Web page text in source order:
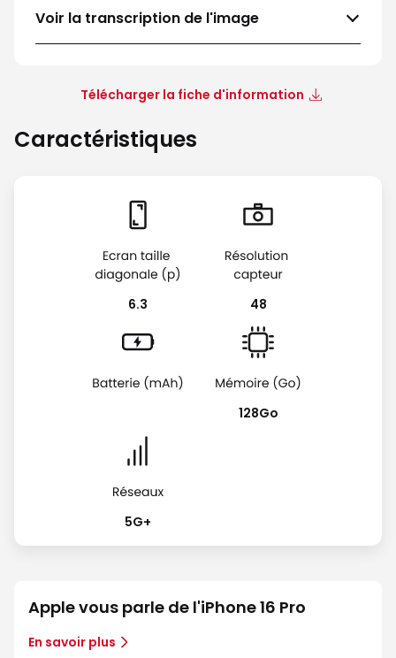
Voir la transcription de l'image
Télécharger la fiche d'information
Caractéristiques
6.3 48
128Go
5G+
Apple vous parle de l'iPhone 16 Pro
En savoir plus